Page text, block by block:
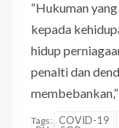
“Hukuman
kepada
hidup
penalti dan
Tags: COVID-19